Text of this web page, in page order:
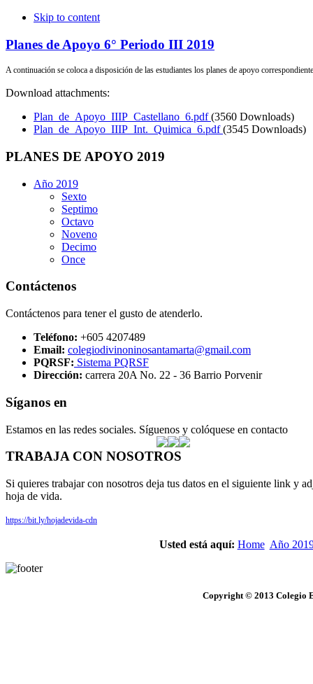
Skip to content
Planes de Apoyo 6° Periodo III 2019
A continuación se coloca a disposición de las estudiantes los planes de apoyo
Download attachments:
Plan_de_Apoyo_IIIP_Castellano_6.pdf(3560 Downloads)
Plan_de_Apoyo_IIIP_Int._Quimica_6.pdf(3545 Downloads)
PLANES DE APOYO 2019
Año 2019
Sexto
Septimo
Octavo
Noveno
Decimo
Once
Contáctenos
Contáctenos para tener el gusto de atenderlo.
Teléfono: +605 4207489
Email: colegiodivinoninosantamarta@gmail.com
PQRSF: Sistema PQRSF
Dirección: carrera 20A No. 22 - 36 Barrio Porvenir
Síganos en
Estamos en las redes sociales. Síguenos y colóquese en contacto
TRABAJA CON NOSOTROS
Si quieres trabajar con nosotros deja tus datos en el siguiente link y
hoja de vida.
https://bit.ly/hojadevida-cdn
Usted está aquí: Home Año
Copyright © 2013 Colegio